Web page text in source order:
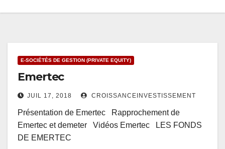
E-SOCIÉTÉS DE GESTION (PRIVATE EQUITY)
Emertec
JUIL 17, 2018 CROISSANCEINVESTISSEMENT
Présentation de Emertec Rapprochement de
Emertec et demeter Vidéos Emertec LES FONDS
DE EMERTEC